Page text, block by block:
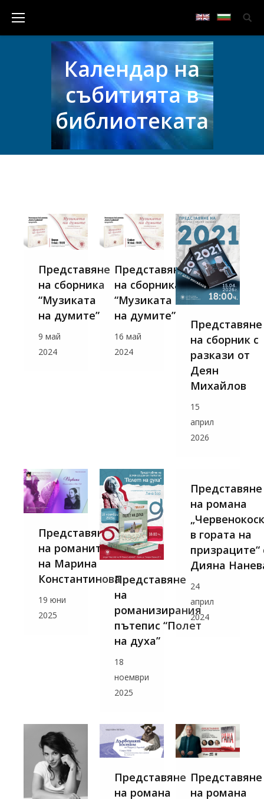
Календар на
събитията в
библиотеката
Представяне
на сборника
“Музиката
на думите”
9 май
2024
Представяне
на сборника
“Музиката
на думите”
16 май
2024
Представяне
на сборник с
разкази от
Деян
Михайлов
15
април
2026
Представяне
на романите
на Марина
Константинова
19 юни
2025
Представяне
на
романизирания
пътепис “Полет
на духа”
18
ноември
2025
Представяне
на романа
в гората на
призраците“
Дияна
24
април
2024
Представяне
на романа
Представяне
на романа